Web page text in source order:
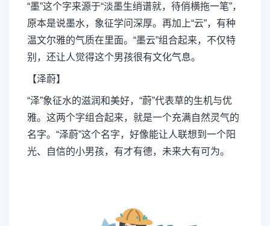
“墨”这个字来源于“淡墨生绡谱就，待俏横拖一笔”，
原本是说墨水，象征学问深厚。再加上“云”，有种
温文尔雅的气质在里面。“墨云”组合起来，不仅特
别，还让人觉得这个男孩很有文化气息。
【泽蔚】
“泽”象征水的滋润和美好，“蔚”代表草的生机与优
雅。这两个字组合起来，就是一个充满自然灵气的
名字。“泽蔚”这个名字，好像能让人联想到一个阳
光、自信的小男孩，有才有德，未来大有可为。